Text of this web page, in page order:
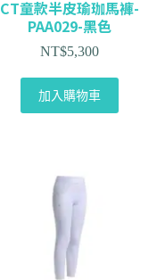
CT童款半皮瑜珈馬褲-
PAA029-黑色
NT$5,300
加入購物車